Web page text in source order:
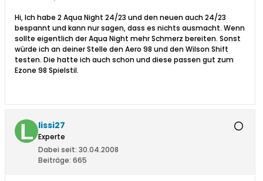
Hi, Ich habe 2 Aqua Night 24/23 und den neuen auch 24/23
bespannt und kann nur sagen, dass es nichts ausmacht. Wenn
sollte eigentlich der Aqua Night mehr Schmerz bereiten. Sonst
würde ich an deiner Stelle den Aero 98 und den Wilson Shift
testen. Die hatte ich auch schon und diese passen gut zum
Ezone 98 Spielstil.
lissi27
Experte
Dabei seit: 30.04.2008
Beiträge: 665